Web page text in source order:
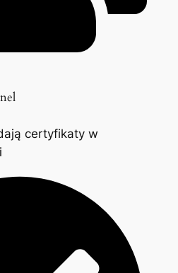
certyfikaty w